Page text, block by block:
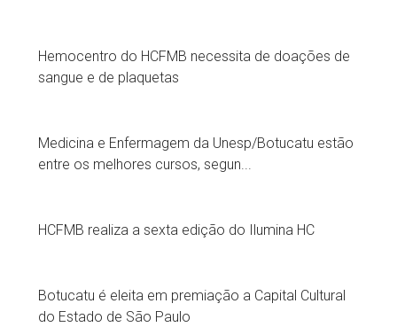
Hemocentro do HCFMB necessita de doações de
sangue e de plaquetas
Medicina e Enfermagem da Unesp/Botucatu estão
entre os melhores cursos, segun...
HCFMB realiza a sexta edição do Ilumina HC
Botucatu é eleita em premiação a Capital Cultural
do Estado de São Paulo